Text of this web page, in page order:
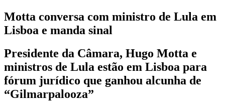
Motta conversa com ministro de Lula em
Lisboa e manda sinal
Presidente da Câmara, Hugo Motta e
ministros de Lula estão em Lisboa para
fórum jurídico que ganhou alcunha de
“Gilmarpalooza”